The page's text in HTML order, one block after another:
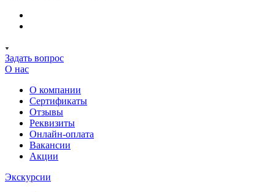
Задать вопрос
О нас
О компании
Сертификаты
Отзывы
Реквизиты
Онлайн-оплата
Вакансии
Акции
Экскурсии